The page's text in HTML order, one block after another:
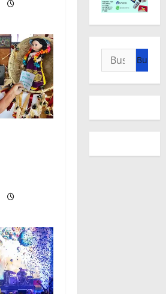
Buscar: